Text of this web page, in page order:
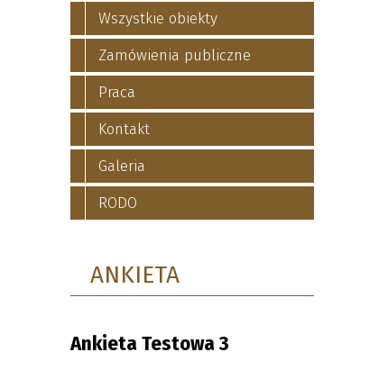
Wszystkie obiekty
Zamówienia publiczne
Praca
Kontakt
Galeria
RODO
ANKIETA
Ankieta Testowa 3